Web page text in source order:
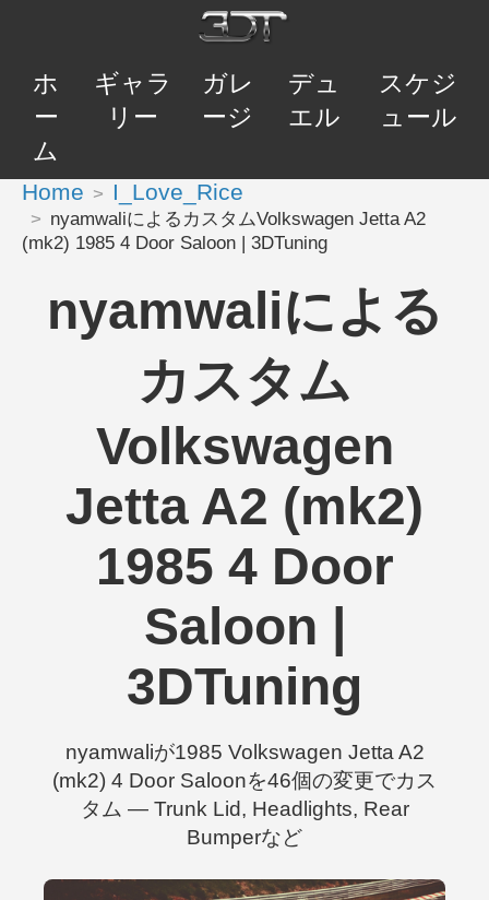
ホ
ー
ム
ギャラ
リー
ガレ
ージ
デュ
エル
スケジ
ュール
Home I_Love_Rice
nyamwaliによるカスタムVolkswagen Jetta A2
(mk2) 1985 4 Door Saloon | 3DTuning
nyamwaliによる
カスタム
Volkswagen
Jetta A2 (mk2)
1985 4 Door
Saloon |
3DTuning
nyamwaliが1985 Volkswagen Jetta A2
(mk2) 4 Door Saloonを46個の変更でカス
タム — Trunk Lid, Headlights, Rear
Bumperなど